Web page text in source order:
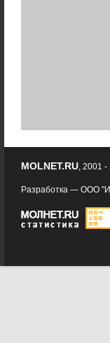
MOLNET.RU, 2001 -
Разработка — ООО